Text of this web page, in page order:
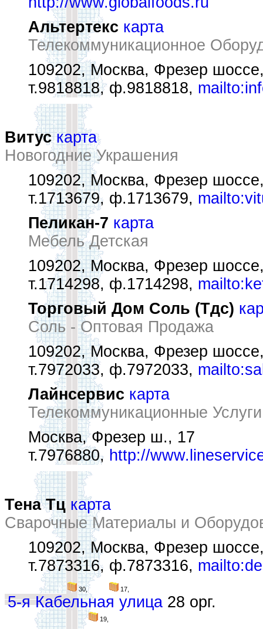
Альтертекс карта
Телекоммуникационное
109202, Москва, Фрезер
т.9818818, ф.9818818,
Витус карта
Новогодние Украшения
109202, Москва, Фрезер
т.1713679, ф.1713679,
Пеликан-7 карта
Мебель Детская
109202, Москва, Фрезер
т.1714298, ф.1714298,
Торговый Дом Соль (Тдс)
Соль - Оптовая Продажа
109202, Москва, Фрезер
т.7972033, ф.7972033,
Лайнсервис карта
Телекоммуникационные Услуги
Москва, Фрезер ш., 17
т.7976880, http://
Тена Тц карта
Сварочные Материалы и
109202, Москва, Фрезер
т.7873316, ф.7873316,
30, 17,
5-я Кабельная улица 28 орг.
19,